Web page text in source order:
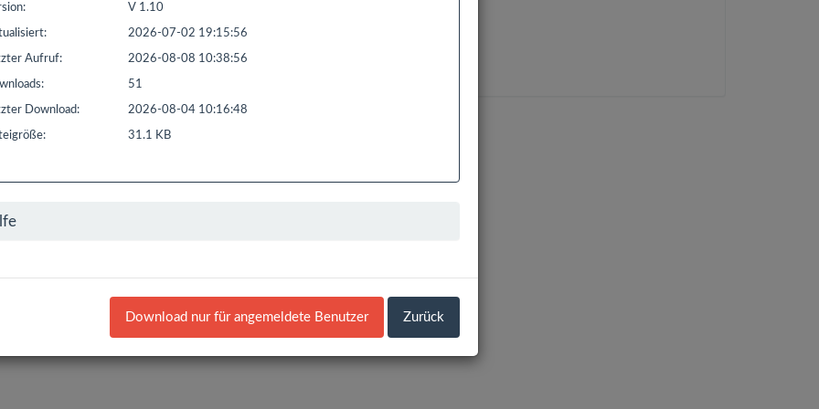
seit: 16.02.2016 | Letzter Download: 08.08.2026 04:22:17
Liste Sonstiges Liste ETS
V 1.10
2026-07-02 19:15:56
Aufruf: 2026-08-08 10:38:56
51
Download: 2026-08-04 10:16:48
31.1 KB
Download nur für angemeldete Benutzer Zurück